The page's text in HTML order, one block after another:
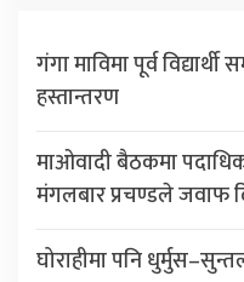
गंगा माविमा पूर्व
हस्तान्तरण
माओवादी बैठकमा
मंगलबार प्रचण्डले जवाफ
घोराहीमा पनि